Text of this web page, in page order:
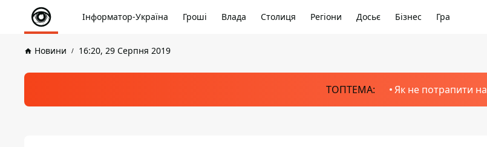
Інформатор-Україна Гроші Влада Столиця Регіони Досьє Бізнес Гра
Новини 16:20, 29 Серпня 2019
ТОПТЕМА: Як не потрапити на